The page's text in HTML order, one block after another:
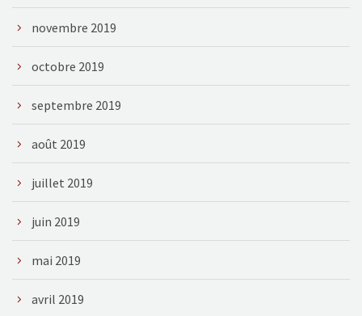
novembre 2019
octobre 2019
septembre 2019
août 2019
juillet 2019
juin 2019
mai 2019
avril 2019